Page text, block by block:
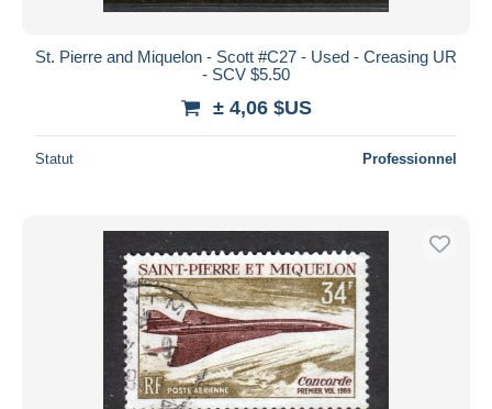
St. Pierre and Miquelon - Scott #C27 - Used - Creasing UR
- SCV $5.50
± 4,06 $US
Statut Professionnel